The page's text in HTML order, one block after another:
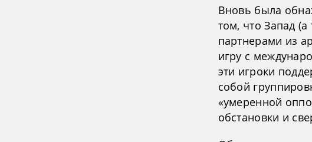
Вновь была
том, что Запад
партнерами из
игру с
эти игроки
собой
«умеренной
обстановки и